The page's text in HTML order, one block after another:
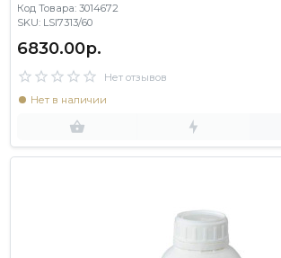
Код Товара: 3014672
SKU: LSI7313/60
6830.00р.
Нет отзывов
Нет в наличии